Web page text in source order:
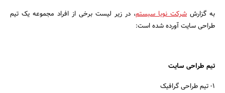
بانک، بیمه و سرمایه
به گزارش شرکت نویا سیستم، در زیر لیست برخی از افراد مجموعه یک تیم
طراحی سایت آورده شده است:
تیم طراحی سایت
1- تیم طراحی گرافیک